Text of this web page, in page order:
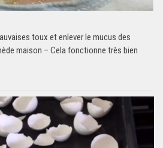
toux et enlever le mucus des
maison – Cela fonctionne très bien